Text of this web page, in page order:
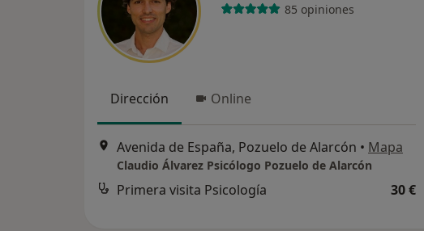
85 opiniones
Dirección Online
Avenida de España, Pozuelo de Alarcón • Mapa
Claudio Álvarez Psicólogo Pozuelo de Alarcón
Primera visita Psicología 30 €